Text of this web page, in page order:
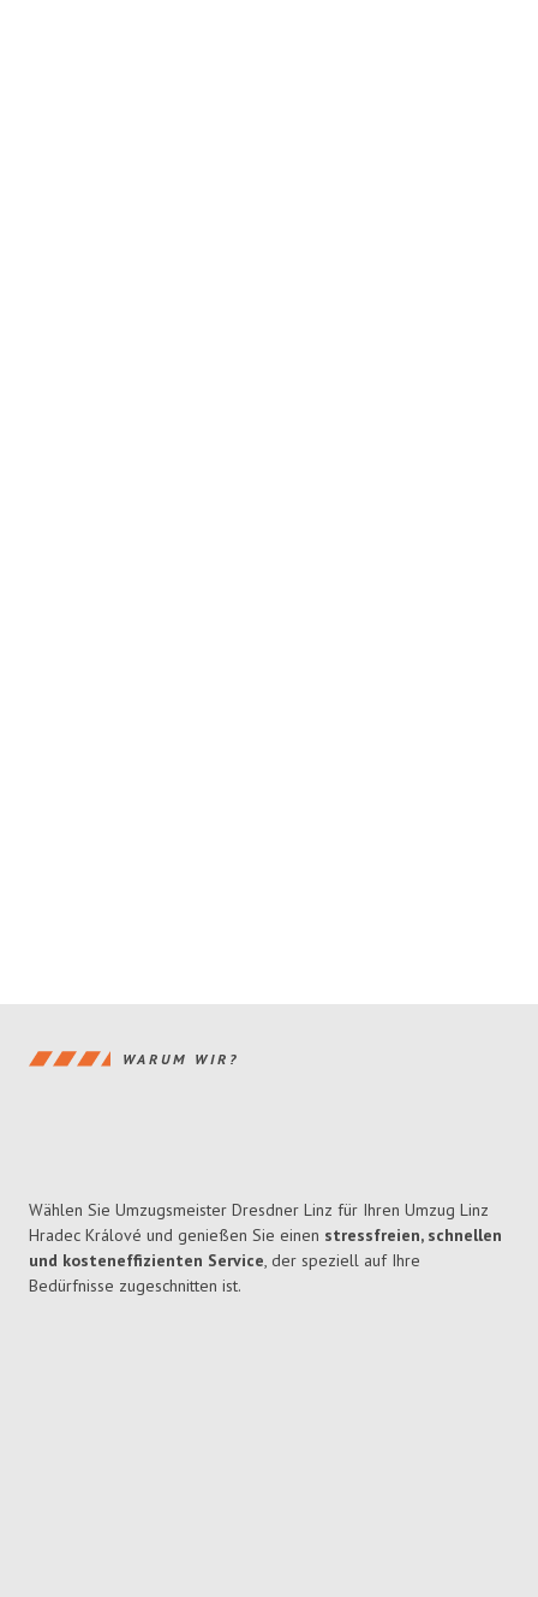
WARUM WIR?
Wählen Sie Umzugsmeister Dresdner Linz für Ihren Umzug Linz
Hradec Králové und genießen Sie einen stressfreien, schnellen
und kosteneffizienten Service, der speziell auf Ihre
Bedürfnisse zugeschnitten ist.